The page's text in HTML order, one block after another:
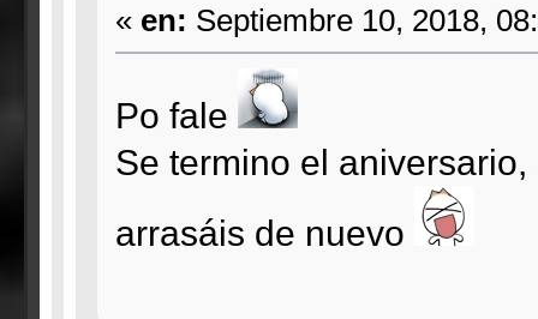
« en: Septiembre 10, 2018,
Po fale
Se termino el
arrasáis de nuevo